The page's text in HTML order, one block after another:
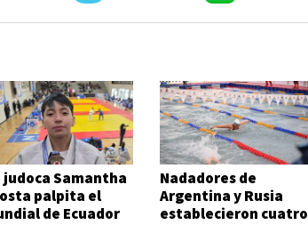
judoca Samantha
palpita el
de Ecuador
Nadadores de
Argentina y Rusia
establecieron cuatro